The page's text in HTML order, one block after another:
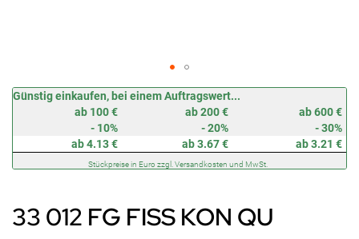
Günstig einkaufen, bei einem Auftragswert...
ab 100 €
ab 200 €
ab 600 €
- 10%
- 20%
- 30%
ab 4.13 €
ab 3.67 € ab 3.21 €
Stückpreise in Euro zzgl. Versandkosten und MwSt.
33 012 FG FISS KON QU
Zum
Anfang
springen